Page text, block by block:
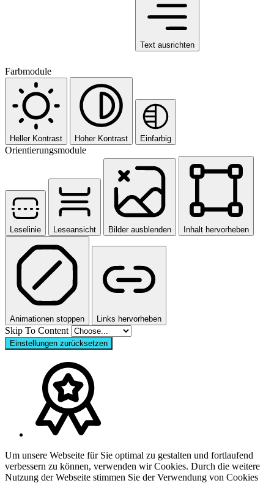
Text ausrichten
Farbmodule
Heller Kontrast Hoher Kontrast Einfarbig
Orientierungsmodule
Leselinie Leseansicht Bilder ausblenden Inhalt hervorheben
Animationen stoppen Links hervorheben
Skip To Content
Einstellungen zurücksetzen
Um unsere Webseite für Sie optimal zu gestalten und fortlaufend
verbessern zu können, verwenden wir Cookies. Durch die weitere
Nutzung der Webseite stimmen Sie der Verwendung von Cookies